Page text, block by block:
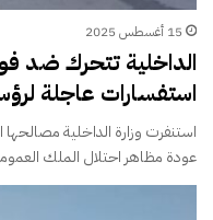
15 أغسطس 2025
الداخلية تتحرك ضد
استفسارات عاجلة
استنفرت وزارة الداخلية
عودة مظاهر احتلال الملك